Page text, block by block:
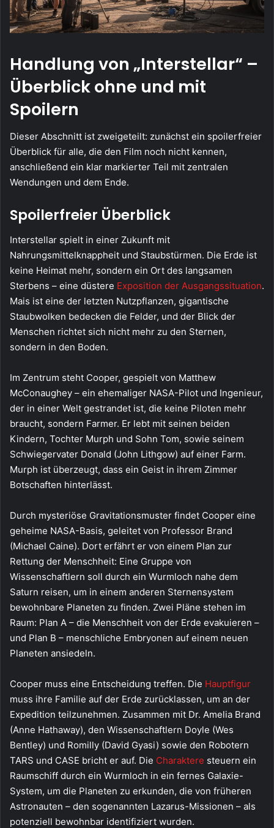
Handlung von „Interstellar“ –
Überblick ohne und mit
Spoilern
Dieser Abschnitt ist zweigeteilt: zunächst ein spoilerfreier
Überblick für alle, die den Film noch nicht kennen,
anschließend ein klar markierter Teil mit zentralen
Wendungen und dem Ende.
Spoilerfreier Überblick
Interstellar spielt in einer Zukunft mit
Nahrungsmittelknappheit und Staubstürmen. Die Erde ist
keine Heimat mehr, sondern ein Ort des langsamen
Sterbens – eine düstere Exposition der Ausgangssituation.
Mais ist eine der letzten Nutzpflanzen, gigantische
Staubwolken bedecken die Felder, und der Blick der
Menschen richtet sich nicht mehr zu den Sternen,
sondern in den Boden.
Im Zentrum steht Cooper, gespielt von Matthew
McConaughey – ein ehemaliger NASA-Pilot und Ingenieur,
der in einer Welt gestrandet ist, die keine Piloten mehr
braucht, sondern Farmer. Er lebt mit seinen beiden
Kindern, Tochter Murph und Sohn Tom, sowie seinem
Schwiegervater Donald (John Lithgow) auf einer Farm.
Murph ist überzeugt, dass ein Geist in ihrem Zimmer
Botschaften hinterlässt.
Durch mysteriöse Gravitationsmuster findet Cooper eine
geheime NASA-Basis, geleitet von Professor Brand
(Michael Caine). Dort erfährt er von einem Plan zur
Rettung der Menschheit: Eine Gruppe von
Wissenschaftlern soll durch ein Wurmloch nahe dem
Saturn reisen, um in einem anderen Sternensystem
bewohnbare Planeten zu finden. Zwei Pläne stehen im
Raum: Plan A – die Menschheit von der Erde evakuieren –
und Plan B – menschliche Embryonen auf einem neuen
Planeten ansiedeln.
Cooper muss eine Entscheidung treffen. Die Hauptfigur
muss ihre Familie auf der Erde zurücklassen, um an der
Expedition teilzunehmen. Zusammen mit Dr. Amelia Brand
(Anne Hathaway), den Wissenschaftlern Doyle (Wes
Bentley) und Romilly (David Gyasi) sowie den Robotern
TARS und CASE bricht er auf. Die Charaktere steuern ein
Raumschiff durch ein Wurmloch in ein fernes Galaxie-
System, um die Planeten zu erkunden, die von früheren
Astronauten – den sogenannten Lazarus-Missionen – als
potenziell bewohnbar identifiziert wurden.